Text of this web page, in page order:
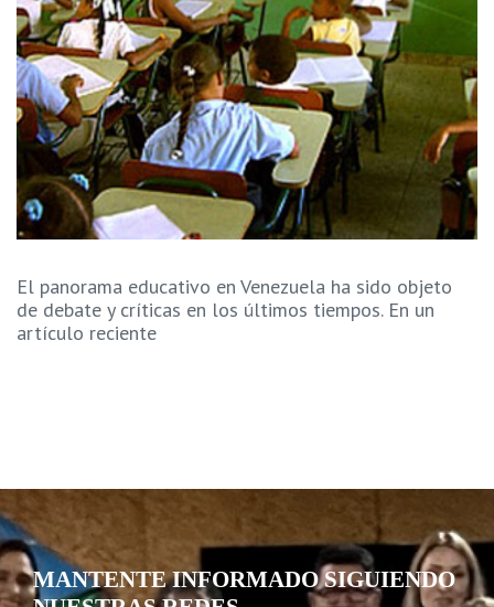
El panorama educativo en Venezuela ha sido objeto
de debate y críticas en los últimos tiempos. En un
artículo reciente
MANTENTE INFORMADO SIGUIENDO